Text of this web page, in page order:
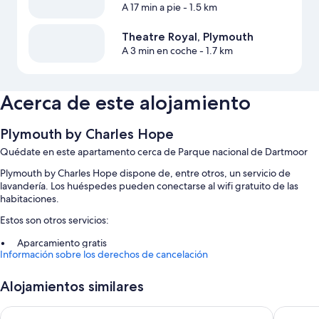
A 17 min a pie- 1.5 km
Theatre Royal, Plymouth
A 3 min en coche- 1.7 km
Acerca de este alojamiento
Plymouth by Charles Hope
Quédate en este apartamento cerca de Parque nacional de Dartmoor
Plymouth by Charles Hope dispone de, entre otros, un servicio de
lavandería. Los huéspedes pueden conectarse al wifi gratuito de las
habitaciones.
Estos son otros servicios:
Aparcamiento gratis
Servicio de registro de salida exprés y espacios sin humos
Características de la habitación
Todas las habitaciones en Plymouth by Charles Hope disponen de
Información sobre los derechos de cancelación
Alojamientos similares
Future Inn Plymouth